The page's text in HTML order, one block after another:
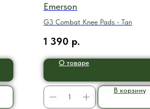
Emerson
G3 Combat Knee Pads - Tan
1 390 р.
О товаре
В корзину